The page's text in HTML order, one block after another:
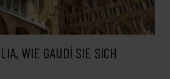
WIE GAUDÍ SIE SICH